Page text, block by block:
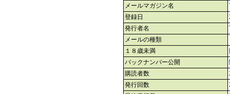
メールマガジン名
登録日
発行者名
メールの種類
１８歳未満
バックナンバー公開
購読者数
発行回数